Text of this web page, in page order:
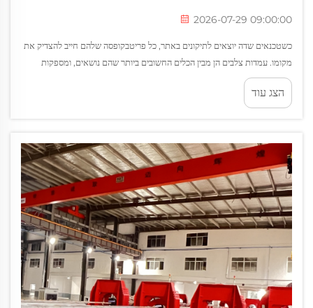
2026-07-29 09:00:00
כשטכנאים שדה יוצאים לתיקונים באתר, כל פריטבקופסה שלהם חייב להצדיק את
מקומו. עמדות צלבים הן מבין הכלים החשובים ביותר שהם נושאים, ומספקות
תמיכה יציבה לצלבים במהלך חיתוך, ריתוך, חרישת נקבים ומשימות יישור. ...
הצג עוד